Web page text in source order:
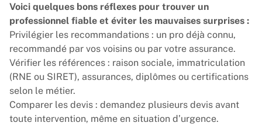
Voici quelques bons réflexes pour trouver un
professionnel fiable et éviter les mauvaises surprises :
Privilégier les recommandations : un pro déjà connu,
recommandé par vos voisins ou par votre assurance.
Vérifier les références : raison sociale, immatriculation
(RNE ou SIRET), assurances, diplômes ou certifications
selon le métier.
Comparer les devis : demandez plusieurs devis avant
toute intervention, même en situation d’urgence.